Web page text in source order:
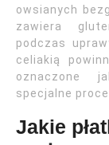
owsianych
zawiera
podczas
celiakią
oznaczone
specjalne
Jakie